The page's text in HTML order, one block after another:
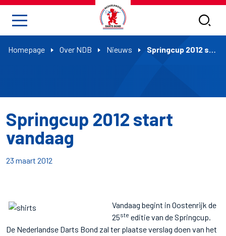
Homepage Over NDB Nieuws Springcup 2012 start vandaag
Springcup 2012 start
vandaag
23 maart 2012
Vandaag begint in Oostenrijk de
25ste editie van de Springcup.
De Nederlandse Darts Bond zal ter plaatse verslag doen van het